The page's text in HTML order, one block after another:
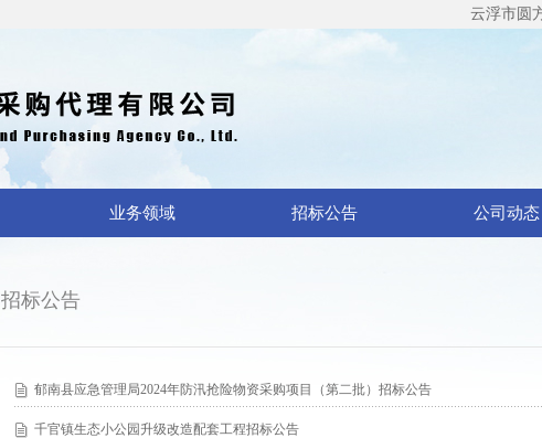
云浮市圆
业务领域 招标公告 公司动态
招标公告
郁南县应急管理局2024年防汛抢险物资采购项目（第二批）招标公告
千官镇生态小公园升级改造配套工程招标公告